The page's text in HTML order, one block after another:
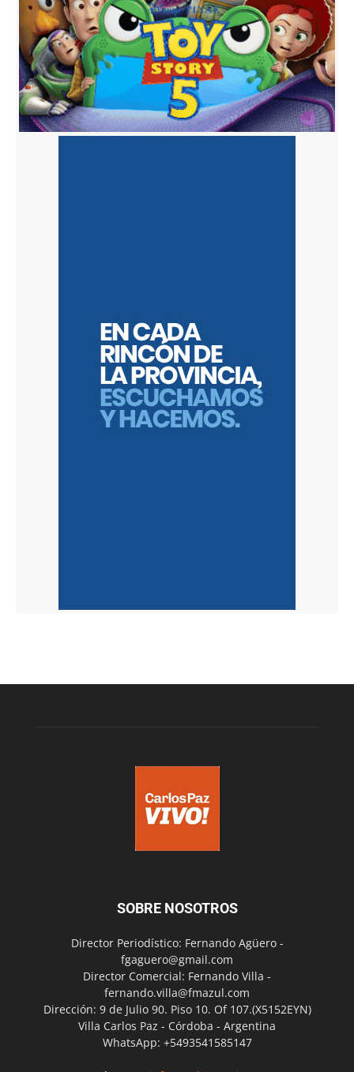
SOBRE NOSOTROS
Director Periodístico: Fernando Agüero -
fgaguero@gmail.com
Director Comercial: Fernando Villa -
fernando.villa@fmazul.com
Dirección: 9 de Julio 90. Piso 10. Of 107.(X5152EYN)
Villa Carlos Paz - Córdoba - Argentina
WhatsApp: +5493541585147